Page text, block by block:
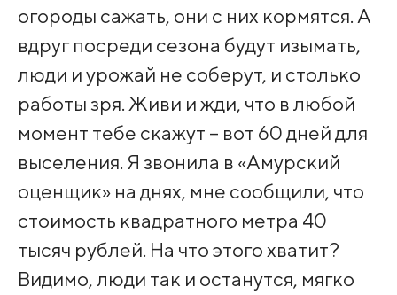
огороды сажать, они с них кормятся. А
вдруг посреди сезона будут изымать,
люди и урожай не соберут, и столько
работы зря. Живи и жди, что в любой
момент тебе скажут – вот 60 дней для
выселения. Я звонила в «Амурский
оценщик» на днях, мне сообщили, что
стоимость квадратного метра 40
тысяч рублей. На что этого хватит?
Видимо, люди так и останутся, мягко